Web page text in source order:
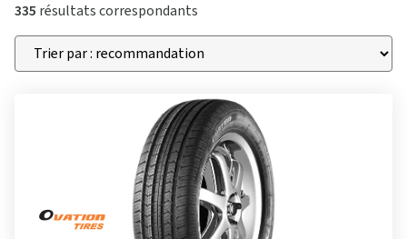
335 résultats correspondants